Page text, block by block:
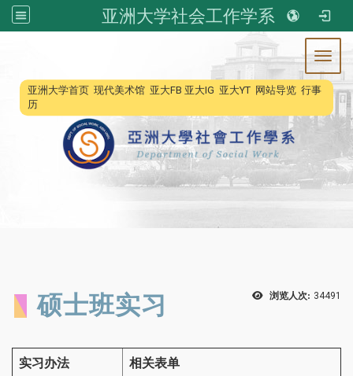
亚洲大学社会工作学系
::: 亚洲大学首页 现代美术馆 亚大FB 亚大IG 亚大YT 网站导览 行事
历
浏览人次: 34491
硕士班实习
实习办法 相关表单